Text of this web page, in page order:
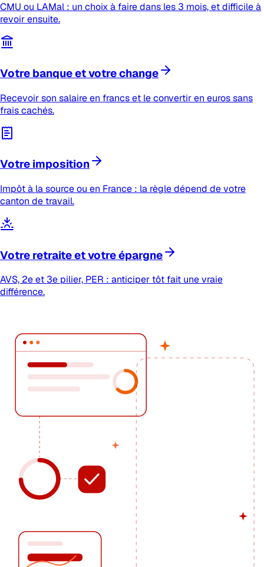
CMU ou LAMal : un choix à faire dans les 3 mois, et difficile à
revoir ensuite.
Votre banque et votre change
Recevoir son salaire en francs et le convertir en euros sans
frais cachés.
Votre imposition
Impôt à la source ou en France : la règle dépend de votre
canton de travail.
Votre retraite et votre épargne
AVS, 2e et 3e pilier, PER : anticiper tôt fait une vraie
différence.